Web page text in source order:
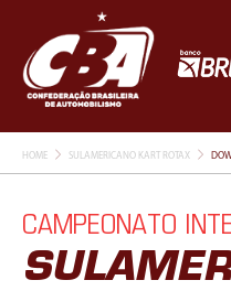
HOME SULAMERICANO KART ROTAX
CAMPEONATO